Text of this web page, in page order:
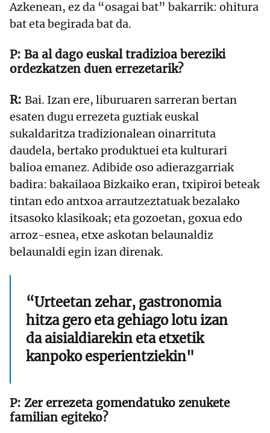
Azkenean, ez da “osagai bat” bakarrik: ohitura
bat eta begirada bat da.
Ba al dago euskal tradizioa bereziki
ordezkatzen duen errezetarik?
Bai. Izan ere, liburuaren sarreran bertan
esaten dugu errezeta guztiak euskal
sukaldaritza tradizionalean oinarrituta
daudela, bertako produktuei eta kulturari
balioa emanez. Adibide oso adierazgarriak
badira: bakailaoa Bizkaiko eran, txipiroi beteak
tintan edo antxoa arrautzeztatuak bezalako
itsasoko klasikoak; eta gozoetan, goxua edo
arroz-esnea, etxe askotan belaunaldiz
belaunaldi egin izan direnak.
“Urteetan zehar, gastronomia
hitza gero eta gehiago lotu izan
da aisialdiarekin eta etxetik
kanpoko esperientziekin"
Zer errezeta gomendatuko zenukete
familian egiteko?